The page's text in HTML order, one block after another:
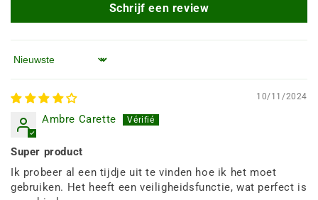
Schrijf een review
Sorteren op
10/11/2024
Ambre Carette
Super product
Ik probeer al een tijdje uit te vinden hoe ik het moet
gebruiken. Het heeft een veiligheidsfunctie, wat perfect is